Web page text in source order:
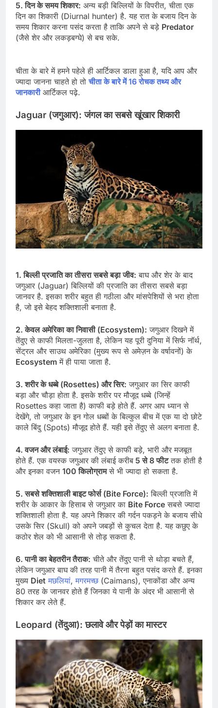
5. दिन के समय शिकार: अन्य बड़ी बिल्लियों के विपरीत, चीता एक
दिन का शिकारी (Diurnal hunter) है. यह रात के बजाय दिन के
समय शिकार करना पसंद करता है ताकि अपने से बड़े Predator
(जैसे शेर और लकड़बग्घे) से बच सके.
चीता के बारे में हमने पहेले ही आर्टिकल डाला हुआ है, यदि आप और
ज्यादा जानना चाहते हो तोचीता के बारे में 16 रोचक तथ्य और
जानकारीआर्टिकल पढ़े.
Jaguar (जगुआर): जंगल का सबसे खूंखार शिकारी
1. बिल्ली प्रजाति का तीसरा सबसे बड़ा जीव: बाघ और शेर के बाद
जगुआर (Jaguar) बिल्लियों की प्रजाति का तीसरा सबसे बड़ा
जानवर है. इसका शरीर बहुत ही गठीला और मांसपेशियों से भरा होता
है, जो इसे बेहद शक्तिशाली बनाता है.
2. केवल अमेरिका का निवासी (Ecosystem): जगुआर दिखने में
तेंदुए से काफी मिलता-जुलता है, लेकिन यह पूरी दुनिया में सिर्फ नॉर्थ,
सेंट्रल और साउथ अमेरिका (मुख्य रूप से अमेज़न के वर्षावनों) के
Ecosystem में ही पाया जाता है.
3. शरीर के धब्बे (Rosettes) और सिर: जगुआर का सिर काफी
बड़ा और चौड़ा होता है. इसके शरीर पर मौजूद धब्बे (जिन्हें
Rosettes कहा जाता है) काफी बड़े होते हैं. अगर आप ध्यान से
देखेंगे, तो जगुआर के इन गोल धब्बों के बिल्कुल बीच में एक या दो छोटे
काले बिंदु (Spots) मौजूद होते हैं. यही इसे तेंदुए से अलग बनाता है.
4. वजन और लंबाई: जगुआर तेंदुए से काफी बड़े, भारी और मजबूत
होते हैं. एक वयस्क जगुआर की लंबाई करीब 5 से 8 फीटतक होती है
और इनका वजन 100 किलोग्रामसे भी ज्यादा हो सकता है.
5. सबसे शक्तिशाली बाइट फोर्स (Bite Force): बिल्ली प्रजाति में
शरीर के आकार के हिसाब से जगुआर का Bite Force सबसे ज्यादा
शक्तिशाली होता है. यह अपने शिकार की गर्दन पकड़ने के बजाय सीधे
उसके सिर (Skull) को अपने जबड़ों से कुचल देता है. यह कछुए के
कठोर शेल को भी आसानी से तोड़ सकता है.
6. पानी का बेहतरीन तैराक: चीते और तेंदुए पानी से थोड़ा बचते हैं,
लेकिन जगुआर बाघ की तरह पानी में तैरना बहुत पसंद करते हैं. इनका
मुख्य Diet मछलियां,मगरमच्छ(Caimans), एनाकोंडा और अन्य
80 तरह के जानवर होते हैं जिनका ये पानी के अंदर भी आसानी से
शिकार कर लेते हैं.
Leopard (तेंदुआ): छलावे और पेड़ों का मास्टर